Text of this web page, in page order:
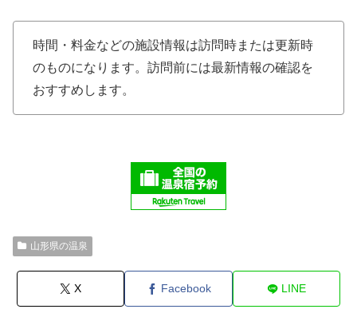
時間・料金などの施設情報は訪問時または更新時
のものになります。訪問前には最新情報の確認を
おすすめします。
山形県の温泉
X Facebook LINE